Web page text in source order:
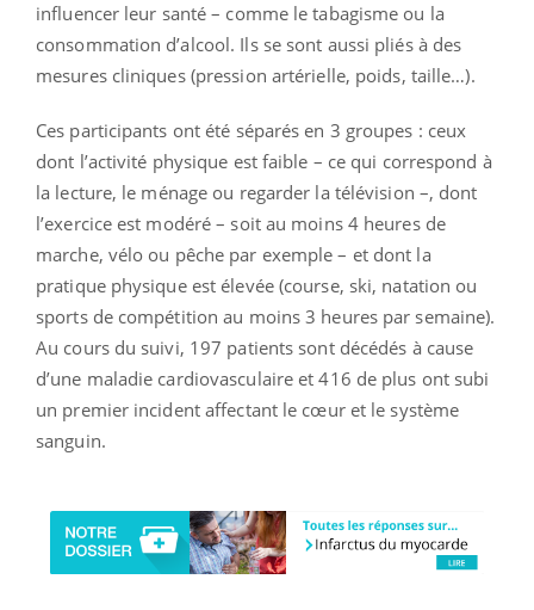
influencer leur santé – comme le tabagisme ou la
consommation d’alcool. Ils se sont aussi pliés à des
mesures cliniques (pression artérielle, poids, taille…).
Ces participants ont été séparés en 3 groupes : ceux
dont l’activité physique est faible – ce qui correspond à
la lecture, le ménage ou regarder la télévision –, dont
l’exercice est modéré – soit au moins 4 heures de
marche, vélo ou pêche par exemple – et dont la
pratique physique est élevée (course, ski, natation ou
sports de compétition au moins 3 heures par semaine).
Au cours du suivi, 197 patients sont décédés à cause
d’une maladie cardiovasculaire et 416 de plus ont subi
un premier incident affectant le cœur et le système
sanguin.